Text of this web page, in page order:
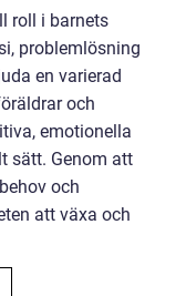
roll i barnets
problemlösning
en varierad
och
emotionella
sätt. Genom att
och
att växa och